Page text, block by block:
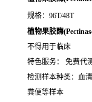
规格：96T/48T
植物果胶酶
不得用于临床
特色服务： 免费代
检测样本种类：血
粪便等样本